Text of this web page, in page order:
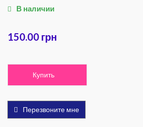
В наличии
150.00 грн
Купить
Перезвоните мне